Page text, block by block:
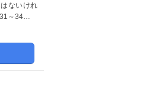
ないけれ
～34巻を